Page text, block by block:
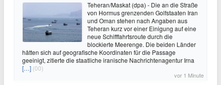
Teheran/Maskat (dpa) - Die an die Straße
von Hormus grenzenden Golfstaaten Iran
und Oman stehen nach Angaben aus
Teheran kurz vor einer Einigung auf eine
neue Schifffahrtsroute durch die
blockierte Meerenge. Die beiden Länder
hätten sich auf geografische Koordinaten für die Passage
geeinigt, zitierte die staatliche iranische Nachrichtenagentur Irna
[…] (00)
vor 1 Minute